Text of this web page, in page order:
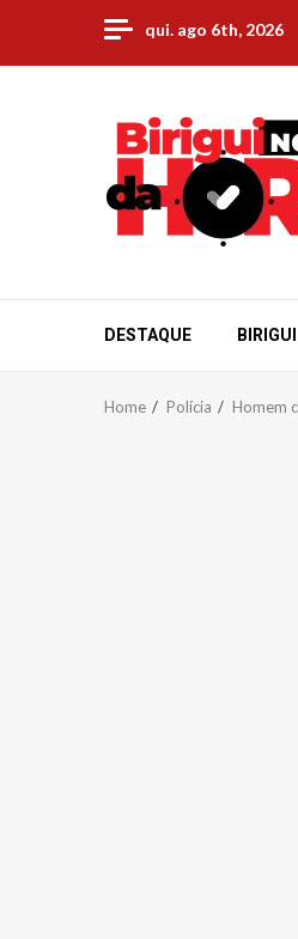
content
qui. ago 6th, 2026
DESTAQUE BIRIGUI
Home Polícia Homem